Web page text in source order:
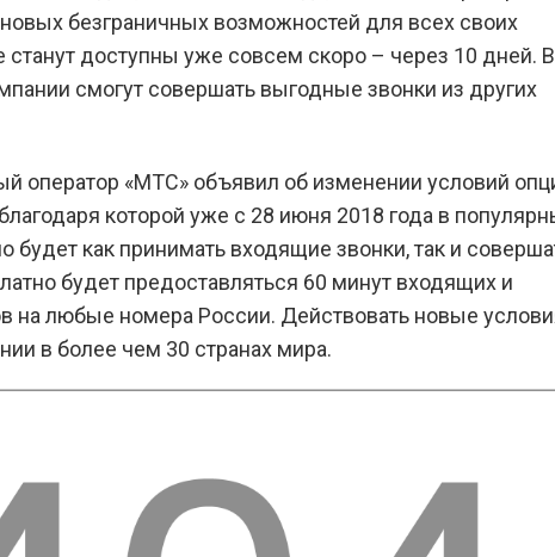
безграничных возможностей для всех своих
станут доступны уже совсем скоро – через 10 дней.
смогут совершать выгодные звонки из других
оператор «МТС» объявил об изменении условий
которой уже с 28 июня 2018 года в
будет как принимать входящие звонки, так и
будет предоставляться 60 минут входящих и
на любые номера России. Действовать новые
в более чем 30 странах мира.